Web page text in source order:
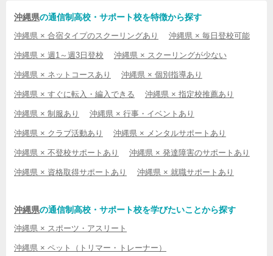
沖縄県の通信制高校・サポート校を特徴から探す
沖縄県 × 合宿タイプのスクーリングあり 沖縄県 × 毎日登校可能
沖縄県 × 週1～週3日登校 沖縄県 × スクーリングが少ない
沖縄県 × ネットコースあり 沖縄県 × 個別指導あり
沖縄県 × すぐに転入・編入できる 沖縄県 × 指定校推薦あり
沖縄県 × 制服あり 沖縄県 × 行事・イベントあり
沖縄県 × クラブ活動あり 沖縄県 × メンタルサポートあり
沖縄県 × 不登校サポートあり 沖縄県 × 発達障害のサポートあり
沖縄県 × 資格取得サポートあり 沖縄県 × 就職サポートあり
沖縄県の通信制高校・サポート校を学びたいことから探す
沖縄県 × スポーツ・アスリート
沖縄県 × ペット（トリマー・トレーナー）